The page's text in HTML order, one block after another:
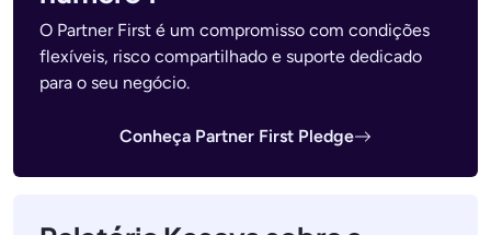
O Partner First é um compromisso com condições
flexíveis, risco compartilhado e suporte dedicado
para o seu negócio.
Conheça Partner First Pledge